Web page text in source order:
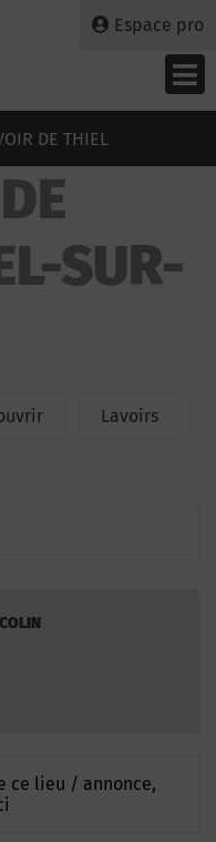
Espace pro
DE THIEL
SUR-
Lavoirs
ce lieu / annonce,